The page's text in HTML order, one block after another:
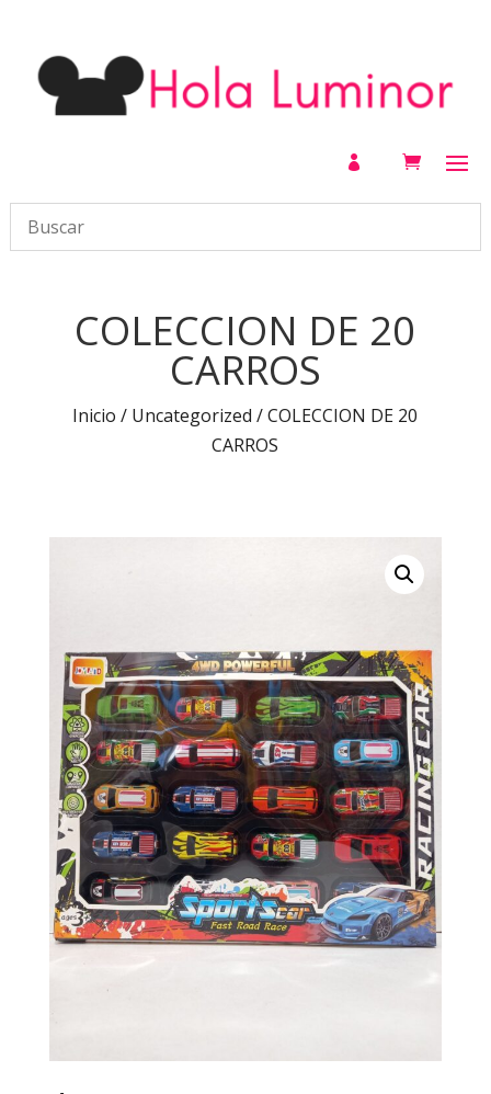

COLECCION DE 20
CARROS
Inicio / Uncategorized / COLECCION DE 20
CARROS